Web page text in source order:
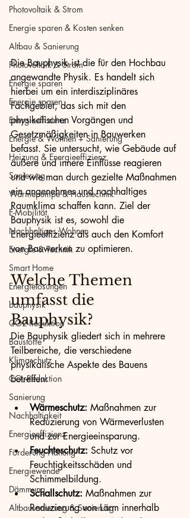
Photovoltaik & Strom
Energie sparen & Kosten senken
Altbau & Sanierung
Photovoltaik & Strom
Energie sparen
Energie sparen
Energieeffizienz
Energie & Wohnen + Sanierung
Heizung & Energieeffizienz
Sanierung
Wärmepumpe & Haustechnik
E-Mobilität
Nachhaltiges Wohnen
Energie & Technik
Smart Home
Energielösungen
bauphysik
CO2-Reduktion
Baustoffe
Klimaschutz
CO₂-Reduktion
Sanierung
Nachhaltigkeit
Energieeffizienz
Förderung Planung
Energiewende
Dämmung
Altbausanierung & Sanierung
Die Bauphysik ist die für den Hochbau
angewandte Physik. Es handelt sich
hierbei um ein interdisziplinäres
Fachgebiet, das sich mit den
physikalischen Vorgängen und
Gesetzmäßigkeiten in Bauwerken
befasst. Sie untersucht, wie Gebäude auf
äußere und innere Einflüsse reagieren
und wie man durch gezielte Maßnahmen
ein angenehmes und nachhaltiges
Raumklima schaffen kann. Ziel der
Bauphysik ist es, sowohl die
Energieeffizienz als auch den Komfort
von Bauwerken zu optimieren.
Welche Themen
umfasst die
Bauphysik?
Die Bauphysik gliedert sich in mehrere
Teilbereiche, die verschiedene
physikalische Aspekte des Bauens
betreffen:
Wärmeschutz: Maßnahmen zur
Reduzierung von Wärmeverlusten
und zur Energieeinsparung.
Feuchteschutz: Schutz vor
Feuchtigkeitsschäden und
Schimmelbildung.
Schallschutz: Maßnahmen zur
Reduzierung von Lärm innerhalb